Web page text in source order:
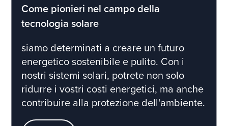
Come pionieri nel campo della
tecnologia solare
siamo determinati a creare un futuro
energetico sostenibile e pulito. Con i
nostri sistemi solari, potrete non solo
ridurre i vostri costi energetici, ma anche
contribuire alla protezione dell'ambiente.